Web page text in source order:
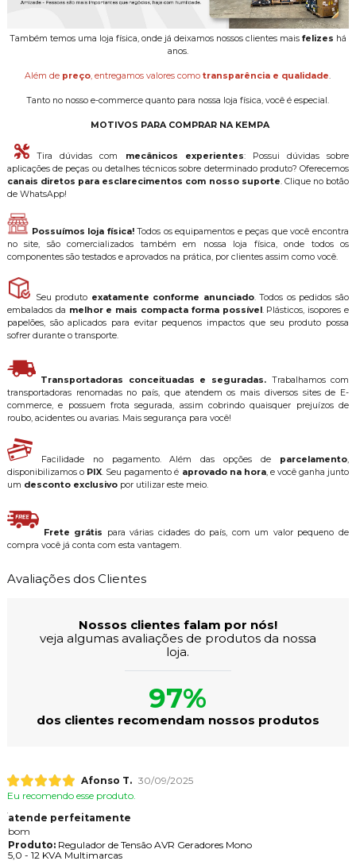
Também temos uma loja física, onde já deixamos nossos clientes mais felizes há
anos.
Além de preço , entregamos valores comotransparência e qualidade
Tanto no nosso e-commerce quanto para nossa loja física, você é especial.
MOTIVOS PARA COMPRAR NA KEMPA
Tira dúvidas com mecânicos experientes: Possui dúvidas sobre
aplicações de peças ou detalhes técnicos sobre determinado produto? Oferecemos
canais diretos para esclarecimentos com nosso suporte . Clique no botão
de WhatsApp!
Possuímos loja física!Todos os equipamentos e peças que você encontra
no site, são comercializados também em nossa loja física, onde todos os
componentes são testados e aprovados na prática, por clientes assim como você.
Seu produto exatamente conforme anunciado. Todos os pedidos são
embalados da melhor e mais compacta forma possível. Plásticos, isopores e
papelões, são aplicados para evitar pequenos impactos que seu produto possa
sofrer durante o transporte.
Transportadoras conceituadas e seguradas. Trabalhamos com
transportadoras renomadas no país, que atendem os mais diversos sites de E-
commerce, e possuem frota segurada, assim cobrindo quaisquer prejuízos de
roubo, acidentes ou avarias. Mais segurança para você!
Facilidade no pagamento. Além das opções de parcelamento
disponibilizamos o PIX . Seu pagamento é aprovado na hora, e você ganha junto
um desconto exclusivopor utilizar este meio.
Frete grátis para várias cidades do país, com um valor pequeno de
compra você já conta com esta vantagem.
Avaliações dos Clientes
Nossos clientes falam por nós!
veja algumas avaliações de produtos da nossa
loja.
97%
dos clientes recomendam nossos produtos
Afonso T. 30/09/2025
Eu recomendo esse produto.
atende perfeitamente
bom
Produto:Regulador de Tensão AVR Geradores Mono
5,0 - 12 KVA Multimarcas